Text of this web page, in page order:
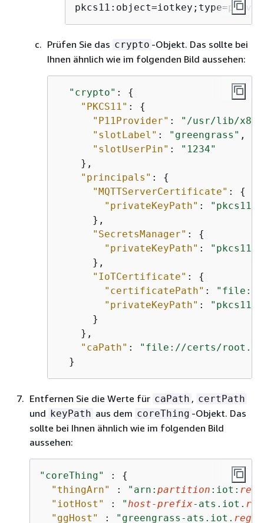
Prüfen Sie das crypto -Objekt. Das sollte bei
Ihnen ähnlich wie im folgenden Bild aussehen:
"crypto" : {
"PKCS11" : {
"P11Provider" :
"/usr/lib/
"slotLabel" : "greengrass" ,
"slotUserPin" :
"1234"
    },
"principals" : {
"MQTTServerCertificate" : {
"privateKeyPath" :
      },
"SecretsManager" : {
"privateKeyPath" :
      },
"IoTCertificate" : {
"certificatePath" :
"file://
"privateKeyPath" :
      }
    },
"caPath" :
"file://certs/
  }
Entfernen Sie die Werte für caPath , certPath
und keyPath aus dem coreThing -Objekt. Das
sollte bei Ihnen ähnlich wie im folgenden Bild
aussehen:
"coreThing" : {
"thingArn"
: "arn: partition :iot:
"iotHost"
: "host-prefix-ats.iot.
"ggHost"
: "greengrass-ats.iot.